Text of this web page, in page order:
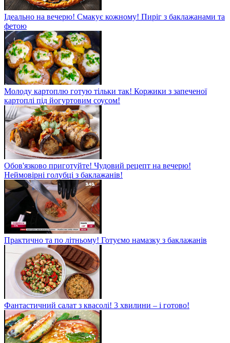
Ідеально на вечерю! Смакує кожному! Пиріг з баклажанами та
фетою
Молоду картоплю готую тільки так! Коржики з запеченої
картоплі під йогуртовим соусом!
Обов'язково приготуйте! Чудовий рецепт на вечерю!
Неймовірні голубці з баклажанів!
Практично та по літньому! Готуємо намазку з баклажанів
Фантастичний салат з квасолі! 3 хвилини – і готово!